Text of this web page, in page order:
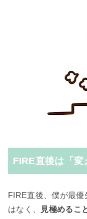
FIRE直後は「
FIRE直後、僕が最
はなく、
見極めるこ